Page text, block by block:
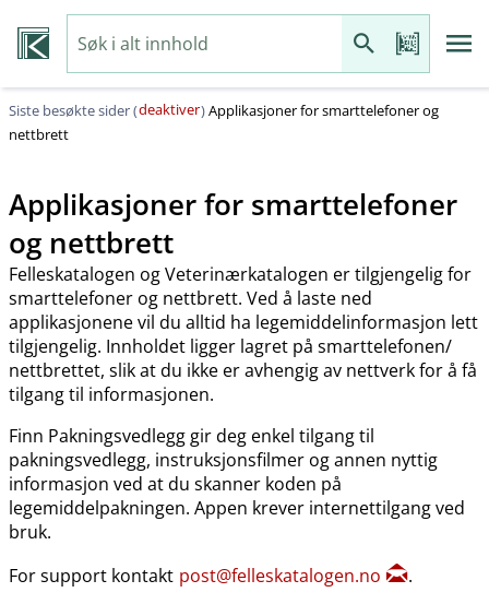
Siste besøkte sider (deaktiver)Applikasjoner for smarttelefoner og
nettbrett
Applikasjoner for smarttelefoner
og nettbrett
Felleskatalogen og Veterinærkatalogen er tilgjengelig for
smarttelefoner og nettbrett. Ved å laste ned
applikasjonene vil du alltid ha legemiddelinformasjon lett
tilgjengelig. Innholdet ligger lagret på smarttelefonen​/​
nettbrettet, slik at du ikke er avhengig av nettverk for å få
tilgang til informasjonen.
Finn Pakningsvedlegg gir deg enkel tilgang til
pakningsvedlegg, instruksjonsfilmer og annen nyttig
informasjon ved at du skanner koden på
legemiddelpakningen. Appen krever internettilgang ved
bruk.
For support kontakt post@felleskatalogen.no .